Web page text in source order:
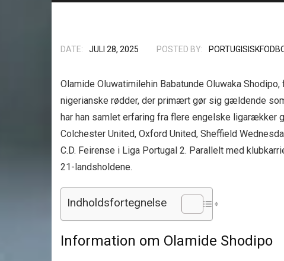
DATE: JULI 28, 2025 POSTED BY:
Olamide Oluwatimilehin Babatunde Oluwaka
nigerianske rødder, der primært gør sig gældende
har han samlet erfaring fra flere engelske ligarækker
Colchester United, Oxford United, Sheffield
C.D. Feirense i Liga Portugal 2. Parallelt med
21-landsholdene.
Indholdsfortegnelse
Information om Olamide Shodipo